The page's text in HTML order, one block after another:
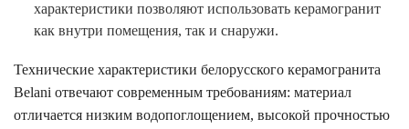
характеристики позволяют использовать керамогранит
как внутри помещения, так и снаружи.
Технические характеристики белорусского керамогранита
Belani отвечают современным требованиям: материал
отличается низким водопоглощением, высокой прочностью